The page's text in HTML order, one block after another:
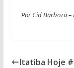
Por Cid Barboza –
Itatiba Hoje